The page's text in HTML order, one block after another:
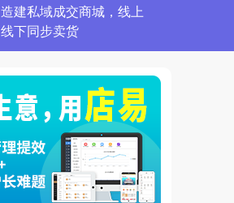
造建私域成交商城，线上
线下同步卖货